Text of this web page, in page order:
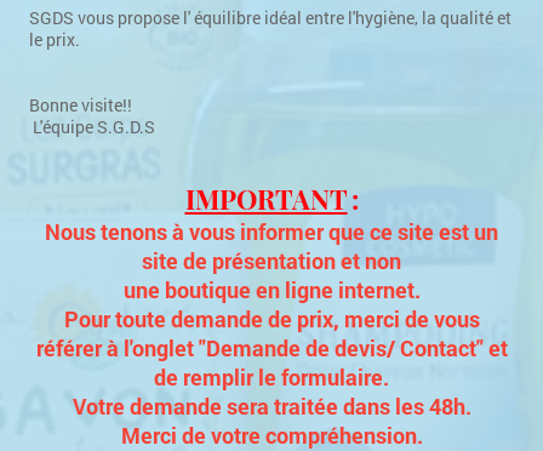
SGDS vous propose l' équilibre idéal entre l'hygiène, la qualité et
le prix.
Bonne visite!!
L'équipe S.G.D.S
IMPORTANT:
Nous tenons à vous informer que ce site est un
site de présentation et non
une boutique en ligne internet.
Pour toute demande de prix, merci de vous
référer à l'onglet "Demande de devis/ Contact" et
de remplir le formulaire.
Votre demande sera traitée dans les 48h.
Merci de votre compréhension.